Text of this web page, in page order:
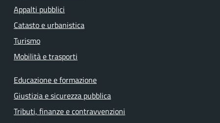
Appalti pubblici
Catasto e urbanistica
Turismo
Mobilità e trasporti
Educazione e formazione
Giustizia e sicurezza pubblica
Tributi, finanze e contravvenzioni